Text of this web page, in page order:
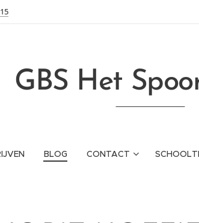
GBS Het
BLOG CONTACT